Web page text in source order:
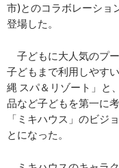
市)とのコラボレーショ
登場した。
子どもに大人気のプ
子どもまで利用しやす
縄 スパ＆リゾート」と
品など子どもを第一に
「ミキハウス」のビジ
とになった。